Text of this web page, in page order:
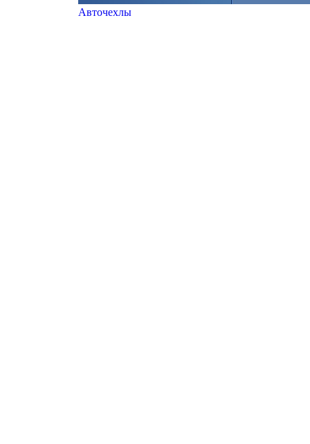
Авточехлы